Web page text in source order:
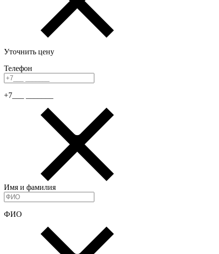
Уточнить цену
Телефон
+7___ _______
Имя и фамилия
ФИО